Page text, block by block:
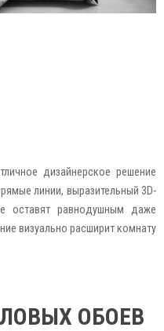
дизайнерское решение
линии, выразительный 3D-
оставят равнодушным даже
визуально расширит комнату
ОБОЕВ